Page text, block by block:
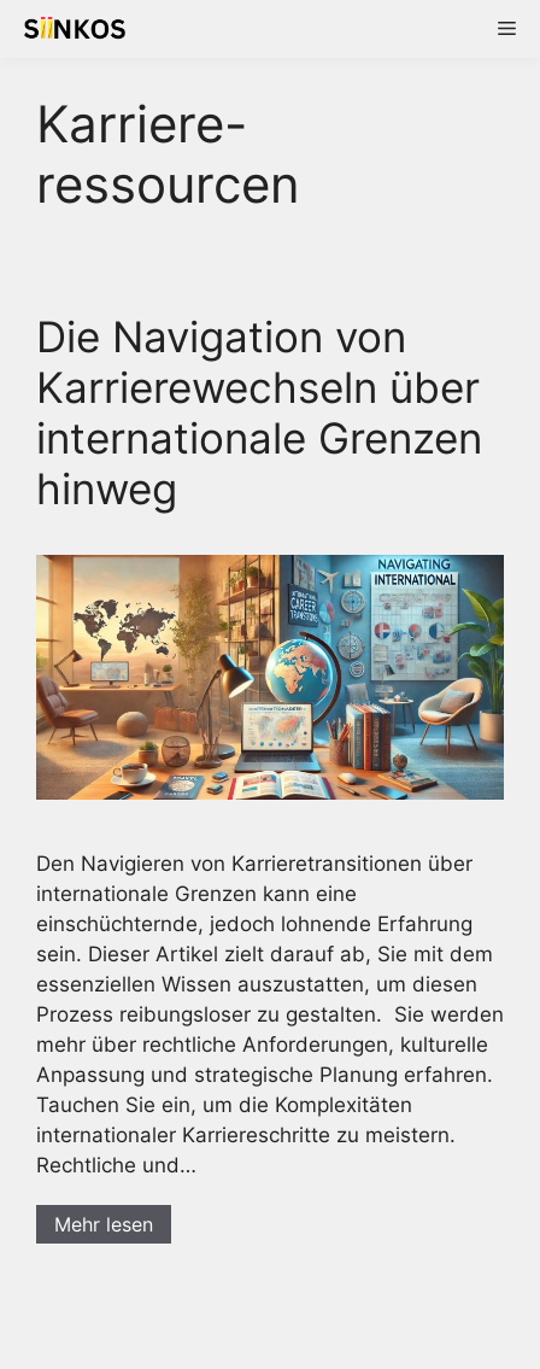
Skip
Karriere-
ressourcen
Die Navigation von
Karrierewechseln über
internationale Grenzen
hinweg
Den Navigieren von Karrieretransitionen über
internationale Grenzen kann eine
einschüchternde, jedoch lohnende Erfahrung
sein. Dieser Artikel zielt darauf ab, Sie mit dem
essenziellen Wissen auszustatten, um diesen
Prozess reibungsloser zu gestalten. Sie werden
mehr über rechtliche Anforderungen, kulturelle
Anpassung und strategische Planung erfahren.
Tauchen Sie ein, um die Komplexitäten
internationaler Karriereschritte zu meistern.
Rechtliche und…
Mehr lesen